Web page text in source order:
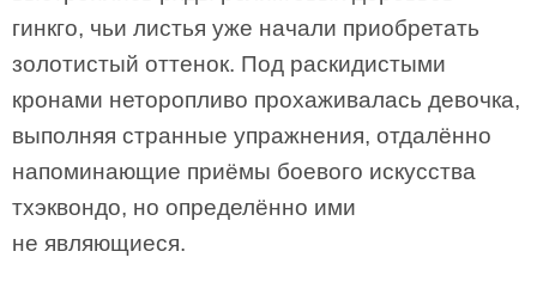
гинкго, чьи листья уже начали приобретать
золотистый оттенок. Под раскидистыми
кронами неторопливо прохаживалась девочка,
выполняя странные упражнения, отдалённо
напоминающие приёмы боевого искусства
тхэквондо, но определённо ими
не являющиеся.